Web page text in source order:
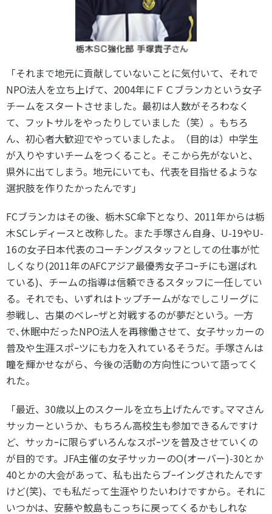
「それまで地元に貢献していないことに気付いて、それで
NPO法人を立ち上げて、2004年にＦＣブランカという女子
チームをスタートさせました。最初は人数がそろわなく
て、フットサルをやったりしていました（笑）。もちろ
ん、初心者大歓迎でやっていましたよ。（目的は）中学生
が入りやすいチームをつくること。そこから先がないと、
県外に出てしまう。地元にいても、代表を目指せるような
選択肢を作りたかったんです」
FCブランカはその後、栃木SC傘下となり、2011年からは栃
木SCレディースと改称した。また手塚さん自身、U-19やU-
16の女子日本代表のコーチングスタッフとしての仕事が忙
しくなり(2011年のAFCアジア最優秀女子コｰチにも選ばれ
ている)、チームの指導は信頼できるスタッフに一任してい
る。それでも、いずれはトップチームがなでしこリーグに
参戦し、古巣のベレｰザと対戦するのが夢だという。一方
で､休眠中だったNPO法人を再稼働させて、女子サッカーの
普及や生涯スポｰツにも力を入れているそうだ。手塚さんは
瞳を輝かせながら、今後の活動の方向性について語ってく
れた。
「最近、30歳以上のスクールを立ち上げたんです｡ママさん
サッカーというか、もちろん高校生も参加できるんですけ
ど、サッカｰに限らずいろんなスポｰツを普及させていくの
が目的です。JFA主催の女子サッカーのO(オーバー)-30とか
40とかの大会があって、私も出たらブｰイングされたんです
けど(笑)、でも私だって生涯やりたいわけですから。それに
いつかは、安藤や鮫島もこっちに戻ってくるかもしれな